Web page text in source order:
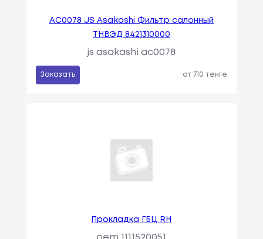
AC0078 JS Asakashi Фильтр салонный
ТНВЭД 8421310000
js asakashi ac0078
Заказать от 710 тенге
Прокладка ГБЦ RH